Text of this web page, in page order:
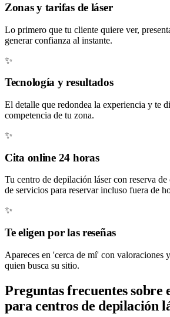
Zonas y tarifas de láser
Lo primero que tu cliente quiere ver,
generar confianza al instante.
✨
Tecnología y resultados
El detalle que redondea la experiencia y te
competencia de tu zona.
✨
Cita online 24 horas
Tu centro de depilación láser con reserva
de servicios para reservar incluso fuera de
✨
Te eligen por las reseñas
Apareces en 'cerca de mí' con valoraciones
quien busca su sitio.
Preguntas frecuentes sobre
para centros de depilación